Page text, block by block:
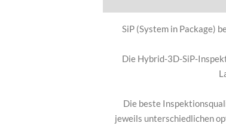
SiP (System in Package)
Die Hybrid-3D-SiP-
Die beste
jeweils unterschiedlichen